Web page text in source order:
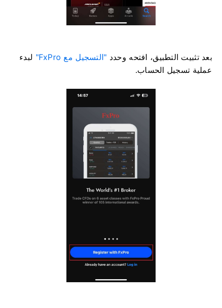
بعد تثبيت التطبيق، افتحه وحدد "التسجيل مع FxPro"
لبدء
عملية تسجيل الحساب.